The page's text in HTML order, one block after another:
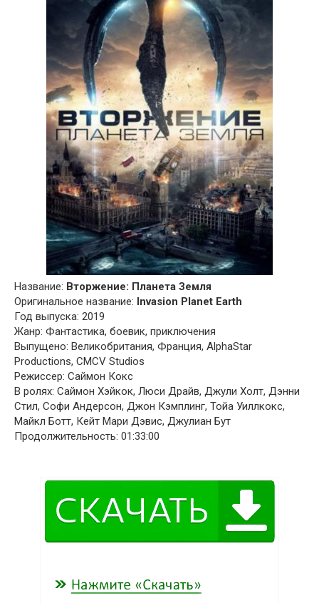
Название: Вторжение: Планета Земля
Оригинальное название: Invasion Planet Earth
Год выпуска: 2019
Жанр: Фантастика, боевик, приключения
Выпущено: Великобритания, Франция, AlphaStar
Productions, CMCV Studios
Режиссер: Саймон Кокс
В ролях: Саймон Хэйкок, Люси Драйв, Джули Холт, Дэнни
Стил, Софи Андерсон, Джон Кэмплинг, Тойа Уиллкокс,
Майкл Ботт, Кейт Мари Дэвис, Джулиан Бут
Продолжительность: 01:33:00